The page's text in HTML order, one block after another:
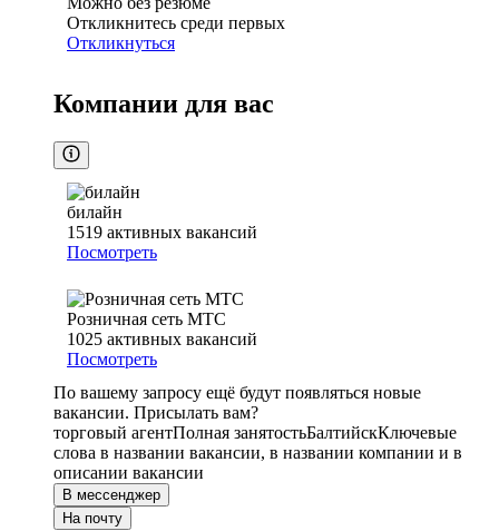
Откликнитесь среди первых
Откликнуться
Компании для вас
билайн
1519 активных вакансий
Посмотреть
Розничная сеть МТС
1025 активных вакансий
Посмотреть
По вашему запросу ещё будут появляться новые
вакансии. Присылать вам?
торговый агентПолная занятостьБалтийскКлючевые
слова в названии вакансии, в названии компании и в
описании вакансии
В мессенджер
На почту